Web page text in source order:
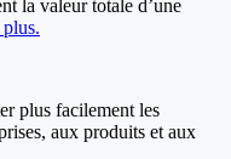
la valeur totale d’une
plus facilement les
aux produits et aux